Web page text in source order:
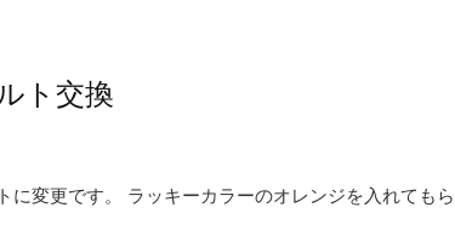
ト交換
変更です。 ラッキーカラーのオレンジを入れてもら